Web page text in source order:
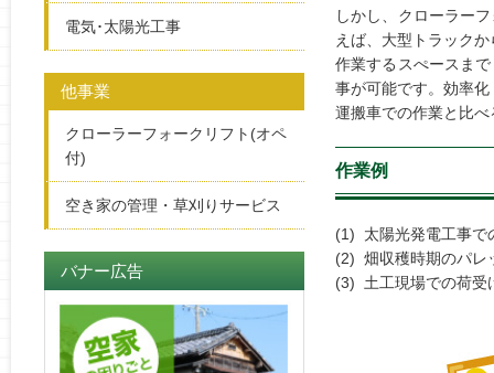
しかし、クローラー
えば、大型トラック
作業するスぺースま
事が可能です。効率
運搬車での作業と比
作業例
(1) 太陽光発電工事で
(2) 畑収穫時期のパレ
(3) 土工現場での荷受
電気･太陽光工事
他事業
クローラーフォークリフト(オペ
付)
空き家の管理・草刈りサービス
バナー広告